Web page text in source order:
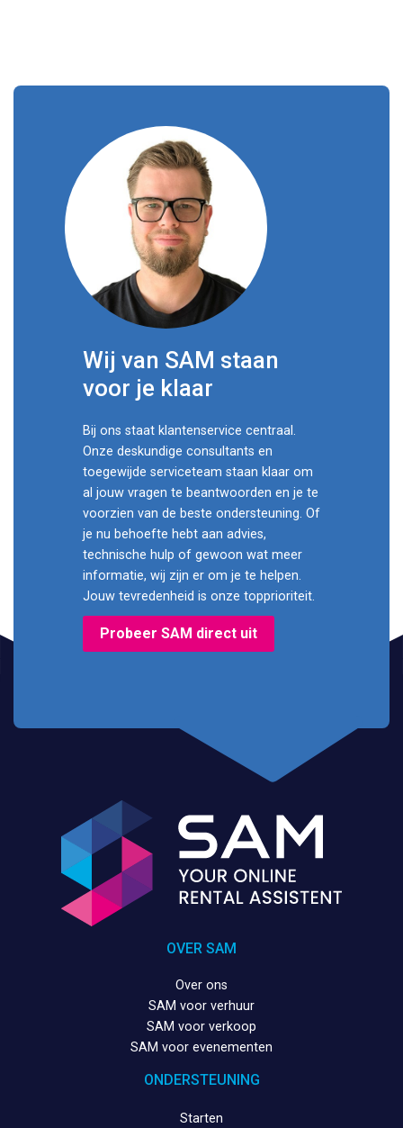
Wij van SAM staan
voor je klaar
Bij ons staat klantenservice centraal.
Onze deskundige consultants en
toegewijde serviceteam staan klaar om
al jouw vragen te beantwoorden en je te
voorzien van de beste ondersteuning. Of
je nu behoefte hebt aan advies,
technische hulp of gewoon wat meer
informatie, wij zijn er om je te helpen.
Jouw tevredenheid is onze topprioriteit.
Probeer SAM direct uit
OVER SAM
Over ons
SAM voor verhuur
SAM voor verkoop
SAM voor evenementen
ONDERSTEUNING
Starten